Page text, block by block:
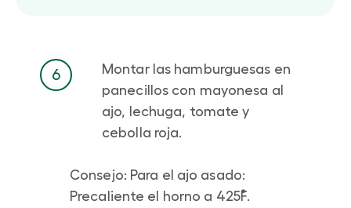
6
Montar las hamburguesas en
panecillos con mayonesa al
ajo, lechuga, tomate y
cebolla roja.
Consejo: Para el ajo asado:
Precaliente el horno a 425˚F.